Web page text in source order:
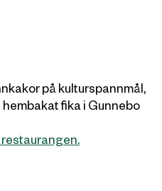
på kulturspannmål,
fika i Gunnebo